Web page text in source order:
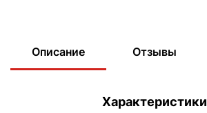
Описание Отзывы
Характеристики